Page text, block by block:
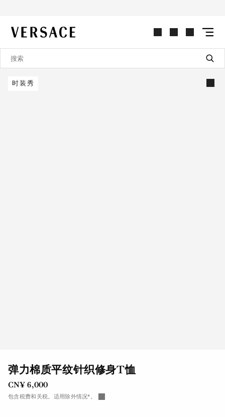
VERSACE | 主页
时装秀
弹力棉质平纹针织修身T恤
CN¥ 6,000
包含税费和关税。适用除外情况*。